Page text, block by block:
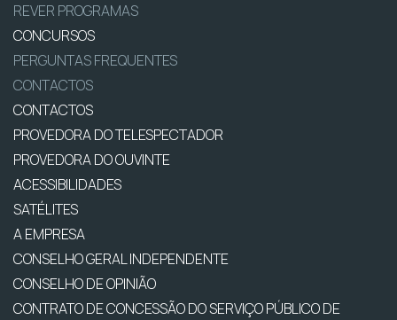
REVER PROGRAMAS
CONCURSOS
PERGUNTAS FREQUENTES
CONTACTOS
CONTACTOS
PROVEDORA DO TELESPECTADOR
PROVEDORA DO OUVINTE
ACESSIBILIDADES
SATÉLITES
A EMPRESA
CONSELHO GERAL INDEPENDENTE
CONSELHO DE OPINIÃO
CONTRATO DE CONCESSÃO DO SERVIÇO PÚBLICO DE